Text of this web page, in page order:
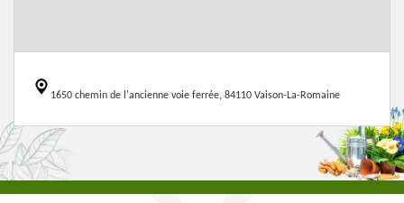
1650 chemin de l'ancienne voie ferrée, 84110 Vaison-La-Romaine